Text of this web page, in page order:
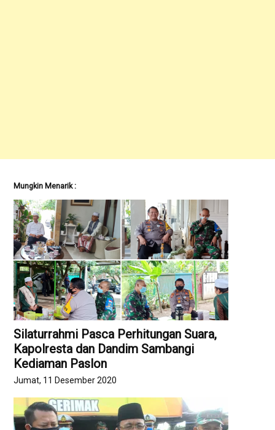
Mungkin Menarik :
Silaturrahmi Pasca Perhitungan Suara,
Kapolresta dan Dandim Sambangi
Kediaman Paslon
Jumat, 11 Desember 2020